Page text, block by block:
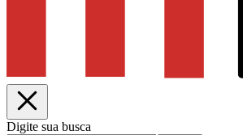
Digite sua busca